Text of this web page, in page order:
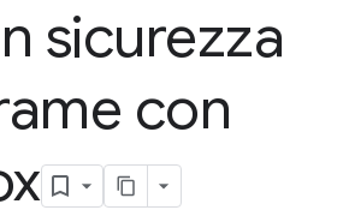
sicurezza
con